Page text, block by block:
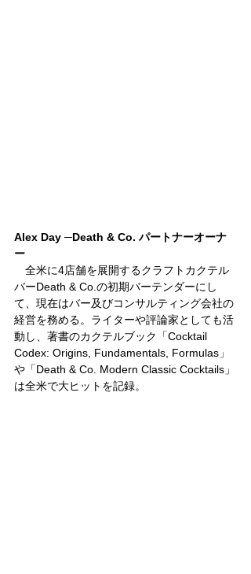
Alex Day ─Death & Co. パートナーオーナ
ー
全米に4店舗を展開するクラフトカクテル
バーDeath & Co.の初期バーテンダーにし
て、現在はバー及びコンサルティング会社の
経営を務める。ライターや評論家としても活
動し、著書のカクテルブック「Cocktail
Codex: Origins, Fundamentals, Formulas」
や「Death & Co. Modern Classic Cocktails」
は全米で大ヒットを記録。